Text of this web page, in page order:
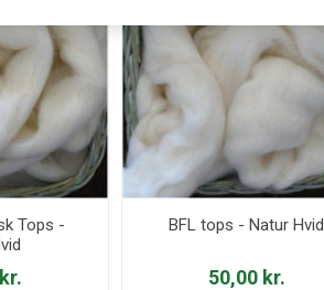
Tops -
BFL tops - Natur Hvid
50,00 kr.